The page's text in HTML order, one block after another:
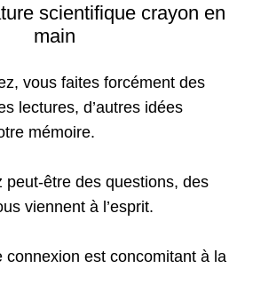
scientifique crayon en
main
vous faites forcément des
lectures, d’autres idées
mémoire.
peut-être des questions, des
viennent à l’esprit.
connexion est concomitant à la